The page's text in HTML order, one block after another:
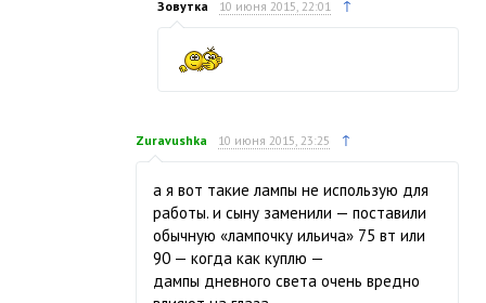
Зовутка 10 июня 2015, 22:01 ↑
Zuravushka 10 июня 2015, 23:25 ↑
а я вот такие лампы не использую для
работы. и сыну заменили — поставили
обычную «лампочку ильича» 75 вт или
90 — когда как куплю —
дампы дневного света очень вредно